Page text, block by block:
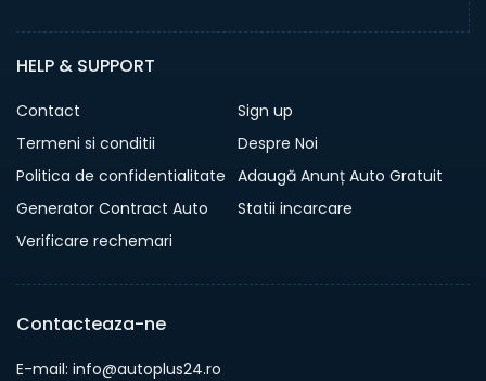
HELP & SUPPORT
Contact
Sign up
Termeni si conditii
Despre Noi
Politica de confidentialitate Adaugă Anunț Auto Gratuit
Generator Contract Auto
Statii incarcare
Verificare rechemari
Contacteaza-ne
E-mail: info@autoplus24.ro